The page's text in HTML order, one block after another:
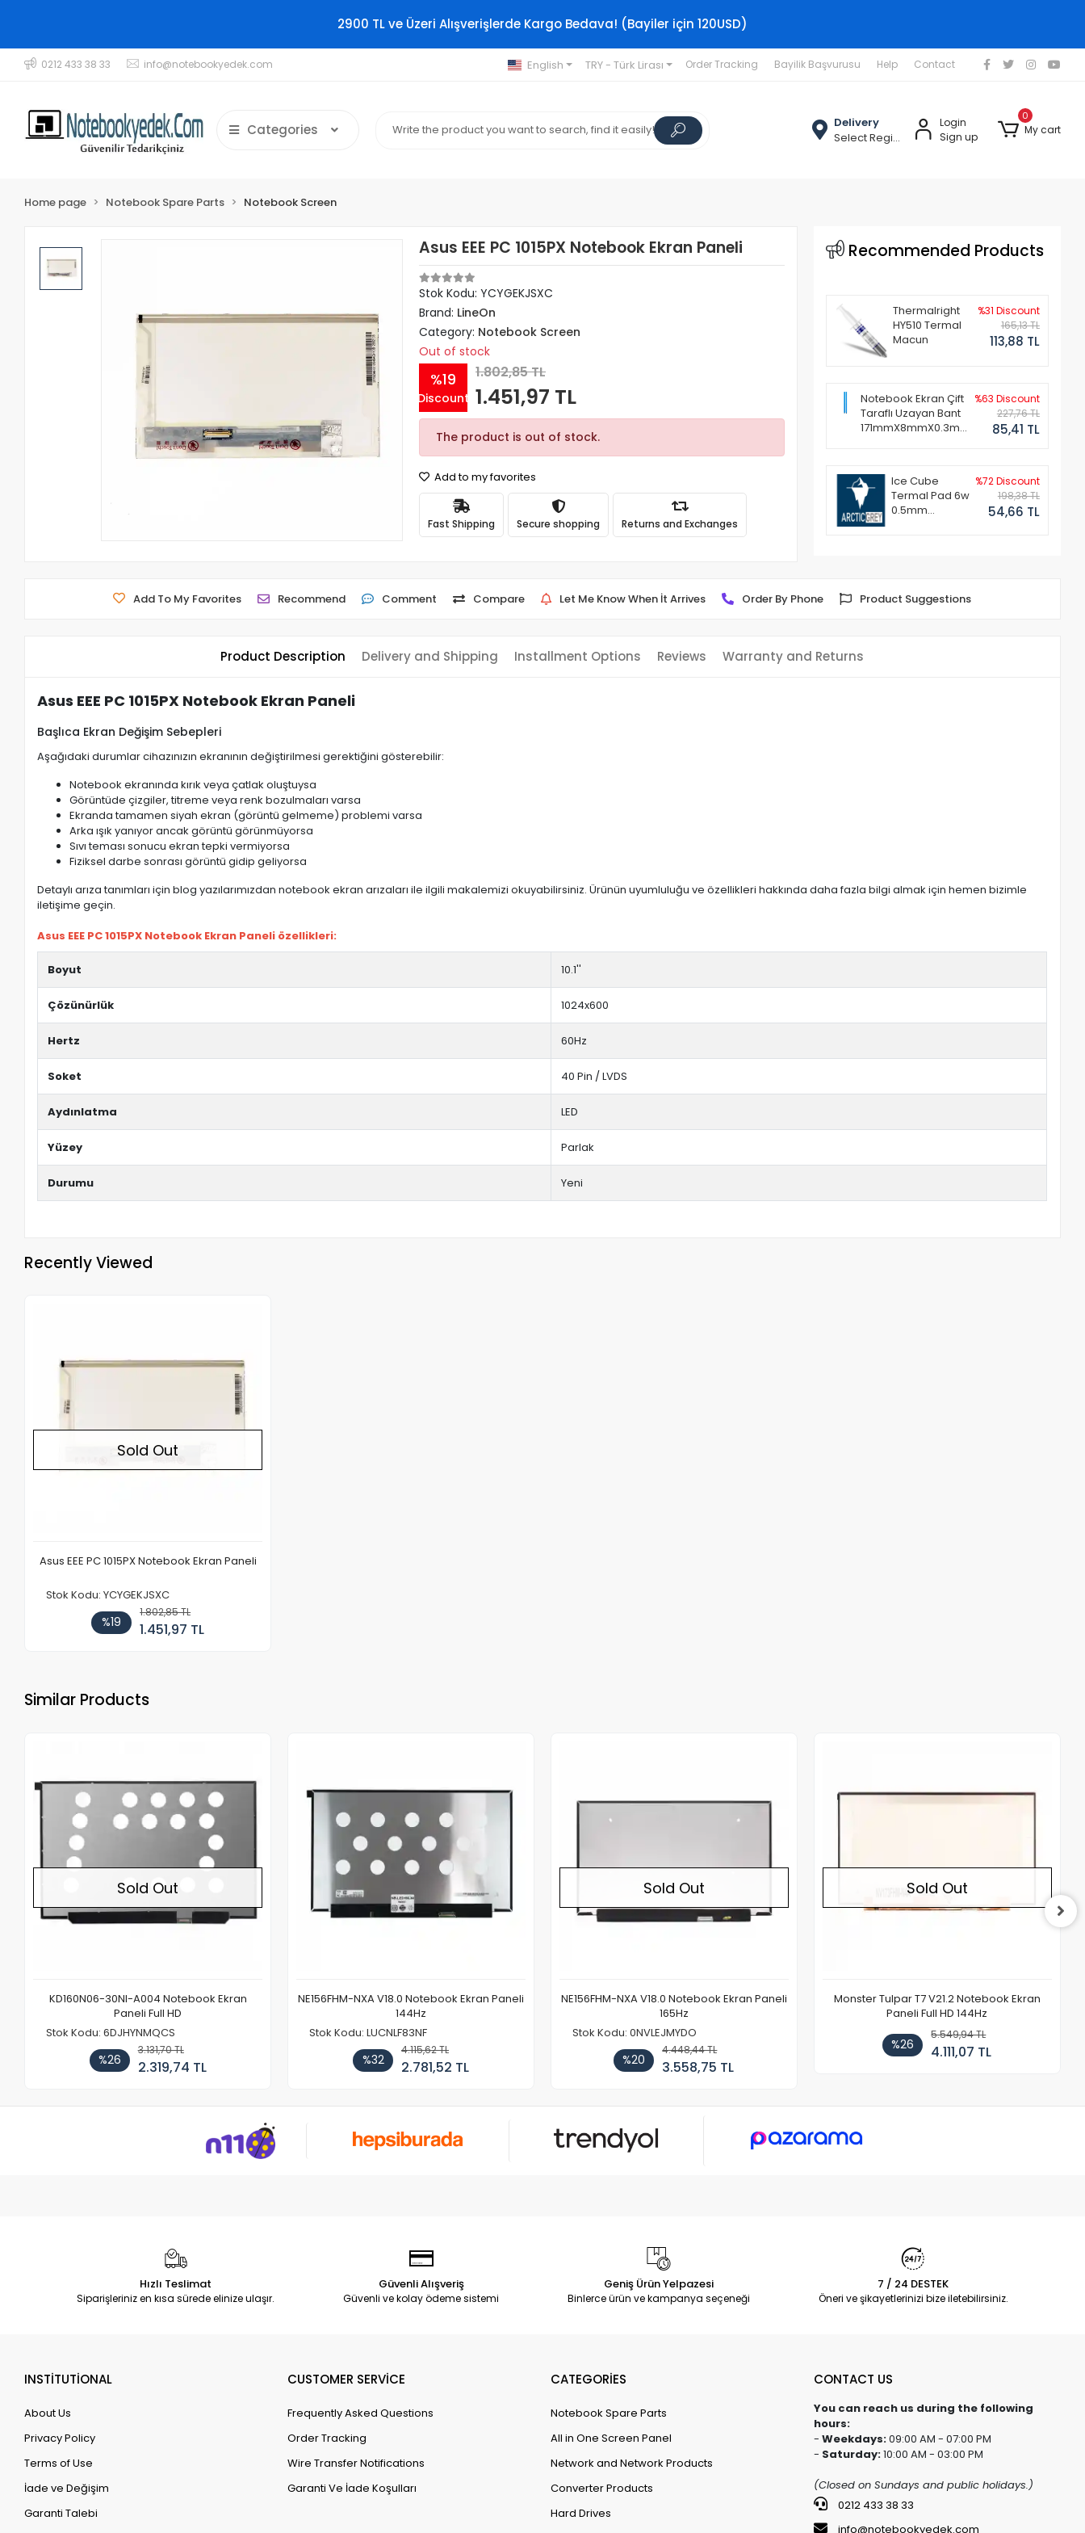
2900 TL ve Üzeri Alışverişlerde Kargo Bedava! (Bayiler için 120USD)
0212 433 38 33 info@notebookyedek.com English TRY - Türk Lirası Order Tracking Bayilik Başvurusu Help Contact
Categories
Delivery
Select Region
Login
Sign up
0
My cart
Home page Notebook Spare Parts Notebook Screen
Asus EEE PC 1015PX Notebook Ekran Paneli
Stok Kodu: YCYGEKJSXC
Brand: LineOn
Category: Notebook Screen
Out of stock
%19
Discount
1.802,85 TL
1.451,97 TL
The product is out of stock.
Add to my favorites
Fast Shipping Secure shopping Returns and Exchanges
Recommended Products
Thermalright
HY510 Termal
Macun
%31 Discount
165,13 TL
113,88 TL
Notebook Ekran Çift
Taraflı Uzayan Bant
171mmX8mmX0.3mm
%63 Discount
227,76 TL
85,41 TL
Ice Cube
Termal Pad 6w
0.5mm
%72 Discount
198,38 TL
54,66 TL
Add To My Favorites Recommend Comment Compare Let Me Know When İt Arrives Order By Phone Product Suggestions
Product Description Delivery and Shipping Installment Options Reviews Warranty and Returns
Asus EEE PC 1015PX Notebook Ekran Paneli
Başlıca Ekran Değişim Sebepleri
Aşağıdaki durumlar cihazınızın ekranının değiştirilmesi gerektiğini gösterebilir:
Notebook ekranında kırık veya çatlak oluştuysa
Görüntüde çizgiler, titreme veya renk bozulmaları varsa
Ekranda tamamen siyah ekran (görüntü gelmeme) problemi varsa
Arka ışık yanıyor ancak görüntü görünmüyorsa
Sıvı teması sonucu ekran tepki vermiyorsa
Fiziksel darbe sonrası görüntü gidip geliyorsa
Detaylı arıza tanımları için blog yazılarımızdan notebook ekran arızaları ile ilgili makalemizi okuyabilirsiniz. Ürünün uyumluluğu ve özellikleri hakkında daha fazla bilgi almak için hemen bizimle
iletişime geçin.
Asus EEE PC 1015PX Notebook Ekran Paneli özellikleri:
Boyut 10.1''
Çözünürlük 1024x600
Hertz 60Hz
Soket 40 Pin / LVDS
Aydınlatma LED
Yüzey Parlak
Durumu Yeni
Recently Viewed
Sold Out
Asus EEE PC 1015PX Notebook Ekran Paneli
Stok Kodu: YCYGEKJSXC
%19
1.802,85 TL
1.451,97 TL
Similar Products
Sold Out
KD160N06-30NI-A004 Notebook Ekran
Paneli Full HD
Stok Kodu: 6DJHYNMQCS
%26
3.131,70 TL
2.319,74 TL
NE156FHM-NXA V18.0 Notebook Ekran Paneli
144Hz
Stok Kodu: LUCNLF83NF
%32
4.115,62 TL
2.781,52 TL
Sold Out
NE156FHM-NXA V18.0 Notebook Ekran Paneli
165Hz
Stok Kodu: 0NVLEJMYDO
%20
4.448,44 TL
3.558,75 TL
Sold Out
Monster Tulpar T7 V21.2 Notebook Ekran
Paneli Full HD 144Hz
%26
5.549,94 TL
4.111,07 TL
Hızlı Teslimat
Siparişleriniz en kısa sürede elinize ulaşır.
Güvenli Alışveriş
Güvenli ve kolay ödeme sistemi
Geniş Ürün Yelpazesi
Binlerce ürün ve kampanya seçeneği
7 / 24 DESTEK
Öneri ve şikayetlerinizi bize iletebilirsiniz.
INSTİTUTİONAL
About Us
Privacy Policy
Terms of Use
İade ve Değişim
Garanti Talebi
CUSTOMER SERVİCE
Frequently Asked Questions
Order Tracking
Wire Transfer Notifications
Garanti Ve İade Koşulları
CATEGORİES
Notebook Spare Parts
All in One Screen Panel
Network and Network Products
Converter Products
Hard Drives
CONTACT US
You can reach us during the following
hours:
- Weekdays:09:00 AM - 07:00 PM
- Saturday:10:00 AM - 03:00 PM
(Closed on Sundays and public holidays.)
0212 433 38 33
info@notebookyedek.com